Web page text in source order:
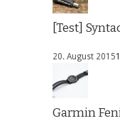
[Test]
20. August 2015
Garmin